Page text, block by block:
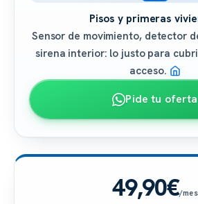
Pisos y primeras
Sensor de movimiento, detector
sirena interior: lo justo para
acceso.
Pide tu oferta
49,90€/mes